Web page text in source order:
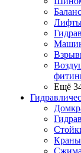
Лифты
Ещё
Краны